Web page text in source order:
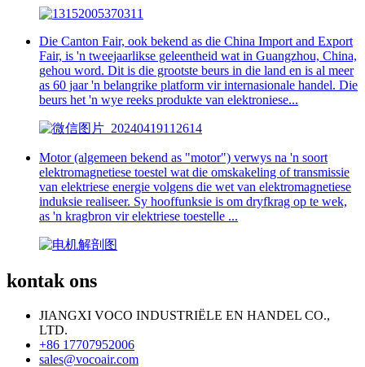
Die Canton Fair, ook bekend as die China Import and Export
Fair, is 'n tweejaarlikse geleentheid wat in Guangzhou, China,
gehou word. Dit is die grootste beurs in die land en is al meer
as 60 jaar 'n belangrike platform vir internasionale handel. Die
beurs het 'n wye reeks produkte van elektroniese...
Motor (algemeen bekend as "motor") verwys na 'n soort
elektromagnetiese toestel wat die omskakeling of transmissie
van elektriese energie volgens die wet van elektromagnetiese
induksie realiseer. Sy hooffunksie is om dryfkrag op te wek,
as 'n kragbron vir elektriese toestelle ...
kontak ons
JIANGXI VOCO INDUSTRIËLE EN HANDEL CO.,
LTD.
+86 17707952006
sales@vocoair.com